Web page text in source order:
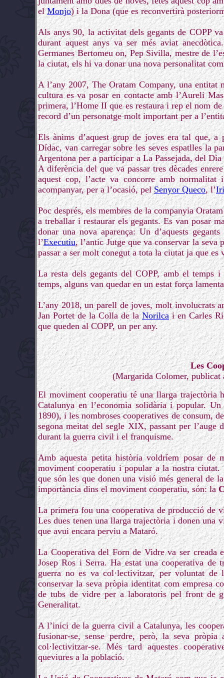
elMonjo) i la Dona (que es reconvertirà
Als anys 90, la activitat dels gegants de COPP
durant aquest anys va ser més aviat
Germanes Bertomeu on, Pep Sivilla, mestre de
la ciutat, els hi va donar una nova personalitat
A l’any 2007, The Oratam Company, una
cultura es va posar en contacte amb l’Aureli
primera, l’Home II que es restaura i rep el nom de
record d’un personatge molt important per a
Els ànims d’aquest grup de joves era tal que,
Dídac, van carregar sobre les seves espatlles la
Argentona per a participar a La Passejada, del
A diferència del que va passar tres dècades
aquest cop, l’acte va concorre amb normalitat
acompanyar, per a l’ocasió, pelSenyor Queco, l’
Poc després, els membres de la companyia
a treballar i restaurar els gegants. Es van posar
donar una nova aparença: Un d’aquests
l’Executiu, l’antic Jutge que va conservar la
passar a ser molt conegut a tota la ciutat ja que
La resta dels gegants del COPP, amb el
temps, alguns van quedar en un estat força
L’any 2018, un parell de joves, molt involucrats
Jan Portet de la Colla de laNorilcai en Carles
que queden al COPP, un per any.
Les
(Margarida Colomer, publicat
El moviment cooperatiu té una llarga trajectòria
Catalunya en l’economia solidària i popular.
1890), i les nombroses cooperatives de consum,
segona meitat del segle XIX, passant per
durant la guerra civil i el franquisme.
Amb aquesta petita història voldríem posar de
moviment cooperatiu i popular a la nostra ciutat.
que són les que donen una visió més general de
importància dins el moviment cooperatiu, són: la
La primera fou una cooperativa de producció de
Les dues tenen una llarga trajectòria i donen una
que avui encara perviu a Mataró.
La Cooperativa del Forn de Vidre va ser creada
Josep Ros i Serra. Ha estat una cooperativa
guerra no es va col·lectivitzar, per voluntat de
conservar la seva pròpia identitat com empresa
de tubs de vidre per a laboratoris pel front de
Generalitat.
A l’inici de la guerra civil a Catalunya, les
fusionar-se, sense perdre, però, la seva
col·lectivitzar-se. Més tard aquestes
queviures a la població.